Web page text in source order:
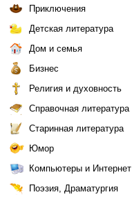
Приключения
Детская литература
Дом и семья
Бизнес
Религия и духовность
Справочная литература
Старинная литература
Юмор
Компьютеры и Интернет
Поэзия, Драматургия